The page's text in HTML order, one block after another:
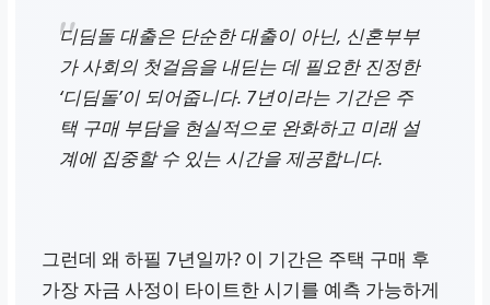
디딤돌 대출은 단순한 대출이 아닌, 신혼부부
가 사회의 첫걸음을 내딛는 데 필요한 진정한
‘디딤돌’이 되어줍니다. 7년이라는 기간은 주
택 구매 부담을 현실적으로 완화하고 미래 설
계에 집중할 수 있는 시간을 제공합니다.
그런데 왜 하필 7년일까? 이 기간은 주택 구매 후
가장 자금 사정이 타이트한 시기를 예측 가능하게